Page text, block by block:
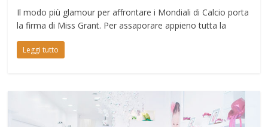
Il modo più glamour per affrontare i Mondiali di Calcio porta
la firma di Miss Grant. Per assaporare appieno tutta la
Leggi tutto